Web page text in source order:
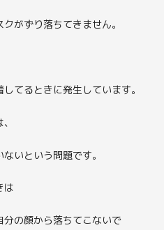
がずり落ちてきません。
てるときに発生しています。
いという問題です。
は
の顔から落ちてこないで